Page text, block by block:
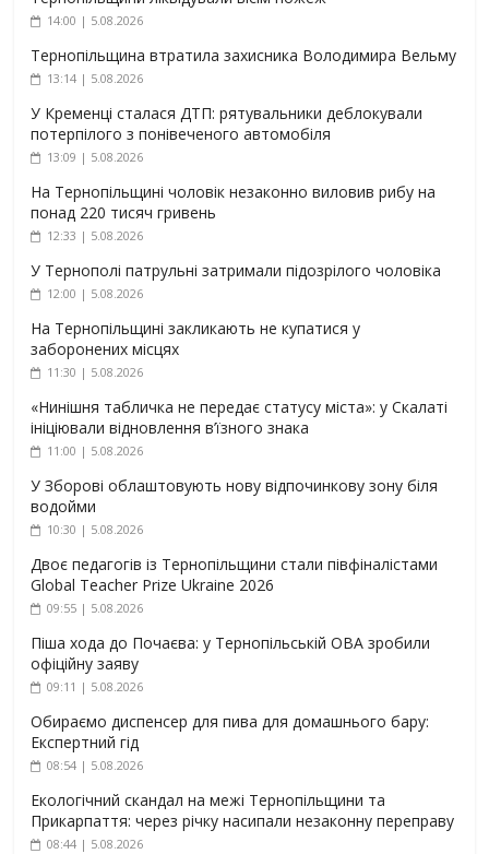
14:00 | 5.08.2026
Тернопільщина втратила захисника Володимира Вельму
13:14 | 5.08.2026
У Кременці сталася ДТП: рятувальники деблокували
потерпілого з понівеченого автомобіля
13:09 | 5.08.2026
На Тернопільщині чоловік незаконно виловив рибу на
понад 220 тисяч гривень
12:33 | 5.08.2026
У Тернополі патрульні затримали підозрілого чоловіка
12:00 | 5.08.2026
На Тернопільщині закликають не купатися у
заборонених місцях
11:30 | 5.08.2026
«Нинішня табличка не передає статусу міста»: у Скалаті
ініціювали відновлення в’їзного знака
11:00 | 5.08.2026
У Зборові облаштовують нову відпочинкову зону біля
водойми
10:30 | 5.08.2026
Двоє педагогів із Тернопільщини стали півфіналістами
Global Teacher Prize Ukraine 2026
09:55 | 5.08.2026
Піша хода до Почаєва: у Тернопільській ОВА зробили
офіційну заяву
09:11 | 5.08.2026
Обираємо диспенсер для пива для домашнього бару:
Експертний гід
08:54 | 5.08.2026
Екологічний скандал на межі Тернопільщини та
Прикарпаття: через річку насипали незаконну переправу
08:44 | 5.08.2026